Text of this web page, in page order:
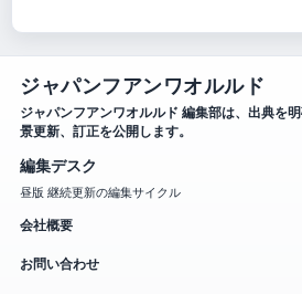
ジャパンフアンワオルルド
ジャパンフアンワオルルド 編集部は、出典を
景更新、訂正を公開します。
編集デスク
昼版 継続更新の編集サイクル
会社概要
お問い合わせ